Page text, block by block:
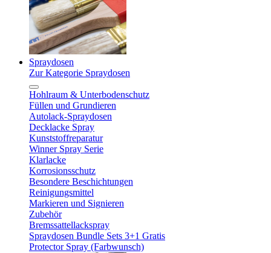
Spraydosen
Zur Kategorie Spraydosen
Hohlraum & Unterbodenschutz
Füllen und Grundieren
Autolack-Spraydosen
Decklacke Spray
Kunststoffreparatur
Winner Spray Serie
Klarlacke
Korrosionsschutz
Besondere Beschichtungen
Reinigungsmittel
Markieren und Signieren
Zubehör
Bremssattellackspray
Spraydosen Bundle Sets 3+1 Gratis
Protector Spray (Farbwunsch)